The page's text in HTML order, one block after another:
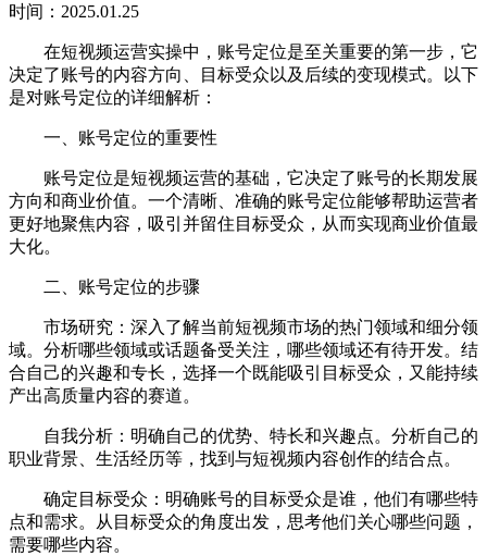
时间：2025.01.25
在短视频运营实操中，账号定位是至关重要的第一步，它
决定了账号的内容方向、目标受众以及后续的变现模式。以下
是对账号定位的详细解析：
一、账号定位的重要性
账号定位是短视频运营的基础，它决定了账号的长期发展
方向和商业价值。一个清晰、准确的账号定位能够帮助运营者
更好地聚焦内容，吸引并留住目标受众，从而实现商业价值最
大化。
二、账号定位的步骤
市场研究：深入了解当前短视频市场的热门领域和细分领
域。分析哪些领域或话题备受关注，哪些领域还有待开发。结
合自己的兴趣和专长，选择一个既能吸引目标受众，又能持续
产出高质量内容的赛道。
自我分析：明确自己的优势、特长和兴趣点。分析自己的
职业背景、生活经历等，找到与短视频内容创作的结合点。
确定目标受众：明确账号的目标受众是谁，他们有哪些特
点和需求。从目标受众的角度出发，思考他们关心哪些问题，
需要哪些内容。